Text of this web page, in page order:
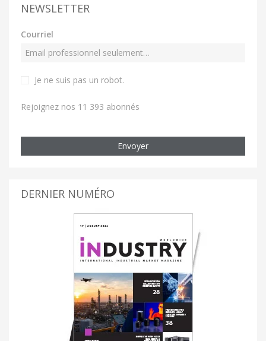
NEWSLETTER
Courriel
Je ne suis pas un robot.
Rejoignez nos 11 393 abonnés
Envoyer
DERNIER NUMÉRO